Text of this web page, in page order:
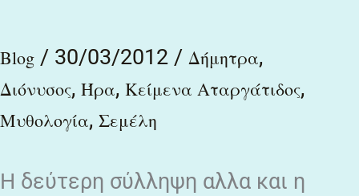
Blog / 30/03/2012 / Δήμητρα,
Διόνυσος, Ήρα, Κείμενα Αταργάτιδος,
Μυθολογία, Σεμέλη
Η δεύτερη σύλληψη αλλα και η
νέον….